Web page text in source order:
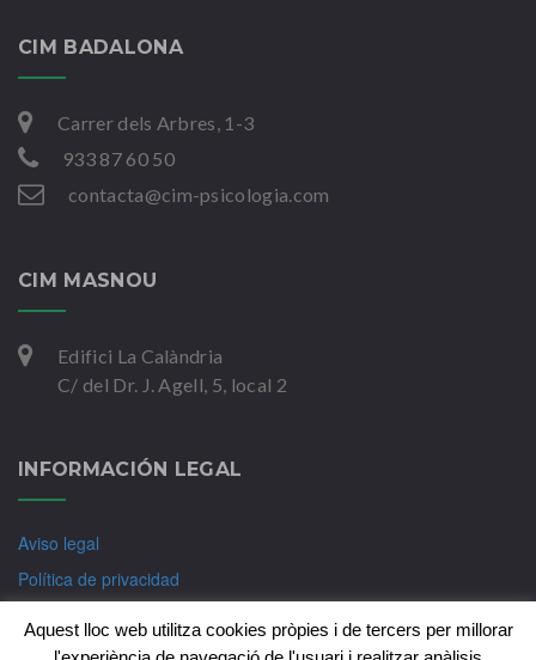
CIM BADALONA
Carrer dels Arbres, 1-3
933 87 60 50
contacta@cim-psicologia.com
CIM MASNOU
Edifici La Calàndria
C/ del Dr. J. Agell, 5, local 2
INFORMACIÓN LEGAL
Aviso legal
Política de privacidad
Aquest lloc web utilitza cookies pròpies i de tercers per millorar